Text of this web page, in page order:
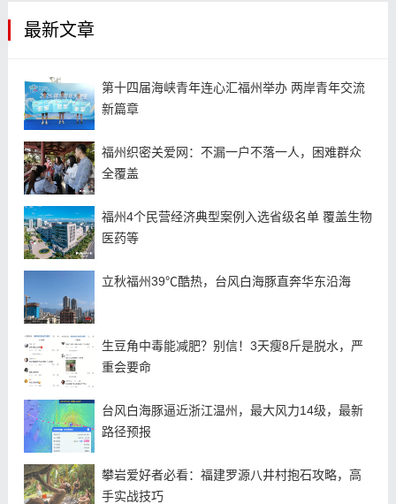
最新文章
第十四届海峡青年连心汇福州举办 两岸青年交流
新篇章
福州织密关爱网：不漏一户不落一人，困难群众
全覆盖
福州4个民营经济典型案例入选省级名单 覆盖生物
医药等
立秋福州39℃酷热，台风白海豚直奔华东沿海
生豆角中毒能减肥？别信！3天瘦8斤是脱水，严
重会要命
台风白海豚逼近浙江温州，最大风力14级，最新
路径预报
攀岩爱好者必看：福建罗源八井村抱石攻略，高
手实战技巧